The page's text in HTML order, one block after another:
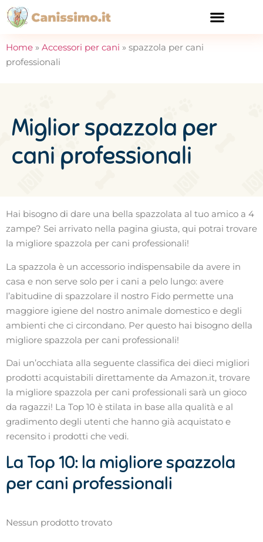
Home » Accessori per cani » spazzola per cani
professionali
Miglior spazzola per
cani professionali
Hai bisogno di dare una bella spazzolata al tuo amico a 4
zampe? Sei arrivato nella pagina giusta, qui potrai trovare
la migliore spazzola per cani professionali!
La spazzola è un accessorio indispensabile da avere in
casa e non serve solo per i cani a pelo lungo: avere
l’abitudine di spazzolare il nostro Fido permette una
maggiore igiene del nostro animale domestico e degli
ambienti che ci circondano. Per questo hai bisogno della
migliore spazzola per cani professionali!
Dai un’occhiata alla seguente classifica dei dieci migliori
prodotti acquistabili direttamente da Amazon.it, trovare
la migliore spazzola per cani professionali sarà un gioco
da ragazzi! La Top 10 è stilata in base alla qualità e al
gradimento degli utenti che hanno già acquistato e
recensito i prodotti che vedi.
La Top 10: la migliore spazzola
per cani professionali
Nessun prodotto trovato